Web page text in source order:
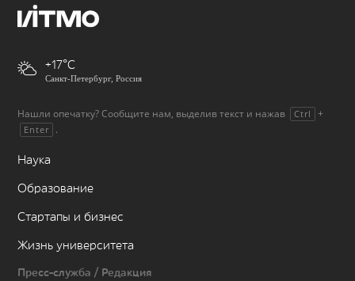
+17
Санкт-Петербург, Россия
Нашли опечатку? Сообщите нам, выделив текст и нажав Ctrl +
Enter .
Наука
Образование
Стартапы и бизнес
Жизнь университета
Пресс-служба / Редакция